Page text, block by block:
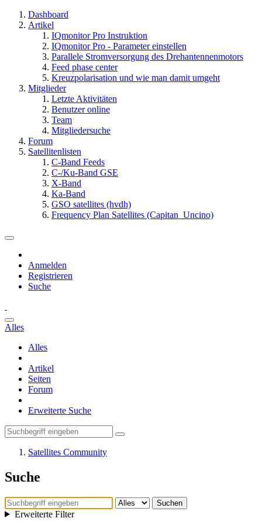
Dashboard
Artikel
IQmonitor Pro Instruktion
IQmonitor Pro - Parameter einstellen
Parallele Stromversorgung des Drehantennenmotors
Feed phase center
Kreuzpolarisation und wie man damit umgeht
Mitglieder
Letzte Aktivitäten
Benutzer online
Team
Mitgliedersuche
Forum
Satellitenlisten
C-Band Feeds
C-/Ku-Band GSE
X-Band
Ka-Band
GSO satellites (hvdh)
Frequency Plan Satellites (Capitan_Uncino)
Anmelden
Registrieren
Suche
Alles
Alles
Artikel
Seiten
Forum
Erweiterte Suche
Satellites Community
Suche
Suchen
Erweiterte Filter